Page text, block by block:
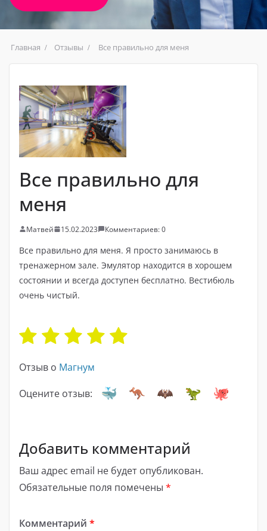
Главная Отзывы Все правильно для меня
Все правильно для
меня
Матвей 15.02.2023 Комментариев: 0
Все правильно для меня. Я просто занимаюсь в
тренажерном зале. Эмулятор находится в хорошем
состоянии и всегда доступен бесплатно. Вестибюль
очень чистый.
Отзыв о Магнум
Оцените отзыв:
Добавить комментарий
Ваш адрес email не будет опубликован.
Обязательные поля помечены *
Комментарий *